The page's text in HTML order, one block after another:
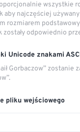
wszystkie
aby najczęściej
rozmiarem
zostały odpowiednio
Unicode znakami
Gorbaczow” zostanie
pliku wejściowego